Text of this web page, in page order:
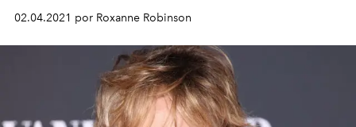
criativo e suas inspirações dos dias atuais
02.04.2021 por Roxanne Robinson